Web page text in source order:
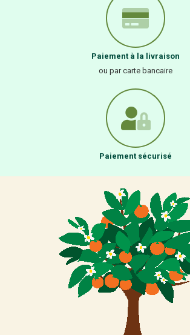
Paiement à la livraison
ou par carte bancaire
Paiement sécurisé